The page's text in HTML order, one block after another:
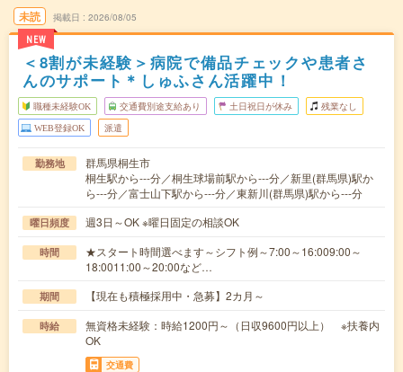
未読
NEW
掲載日 2026/08/05
＜8割が未経験＞病院で備品チェックや患者さ
んのサポート＊しゅふさん活躍中！
職種未経験OK 交通費別途支給あり 土日祝日が休み 残業なし
WEB登録OK 派遣
勤務地
群馬県桐生市
桐生駅から---分／桐生球場前駅から---分／新里(群馬県)駅か
ら---分／富士山下駅から---分／東新川(群馬県)駅から---分
曜日頻度 週3日～OK ※曜日固定の相談OK
時間
★スタート時間選べます～シフト例～7:00～16:009:00～
18:0011:00～20:00など…
期間 【現在も積極採用中・急募】2カ月～
時給
無資格未経験：時給1200円～（日収9600円以上） ※扶養内
OK
交通費